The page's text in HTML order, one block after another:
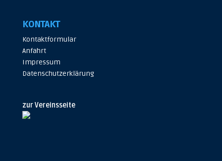
KONTAKT
Kontaktformular
Anfahrt
Impressum
Datenschutzerklärung
zur Vereinsseite